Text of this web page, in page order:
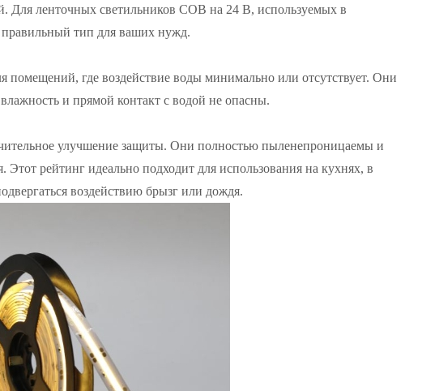
Для ленточных светильников COB на 24 В, используемых в
тип для ваших нужд.
помещений, где воздействие воды минимально или отсутствует. Они
и прямой контакт с водой не опасны.
улучшение защиты. Они полностью пыленепроницаемы и
рейтинг идеально подходит для использования на кухнях, в
воздействию брызг или дождя.